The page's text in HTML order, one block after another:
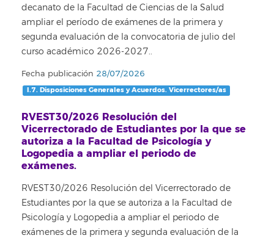
decanato de la Facultad de Ciencias de la Salud
ampliar el período de exámenes de la primera y
segunda evaluación de la convocatoria de julio del
curso académico 2026-2027..
Fecha publicación 28/07/2026
I.7. Disposiciones Generales y Acuerdos. Vicerrectores/as
RVEST30/2026 Resolución del
Vicerrectorado de Estudiantes por la que se
autoriza a la Facultad de Psicología y
Logopedia a ampliar el periodo de
exámenes.
RVEST30/2026 Resolución del Vicerrectorado de
Estudiantes por la que se autoriza a la Facultad de
Psicología y Logopedia a ampliar el periodo de
exámenes de la primera y segunda evaluación de la